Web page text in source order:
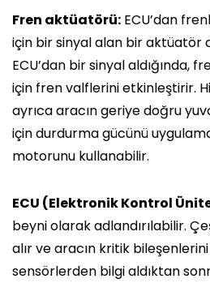
Fren aktüatörü: ECU’dan
için bir sinyal alan bir aktüatör
ECU’dan bir sinyal aldığında,
için fren valflerini etkinleştirir.
ayrıca aracın geriye doğru
için durdurma gücünü
motorunu kullanabilir.
ECU (Elektronik Kontrol
beyni olarak adlandırılabilir.
alır ve aracın kritik
sensörlerden bilgi aldıktan